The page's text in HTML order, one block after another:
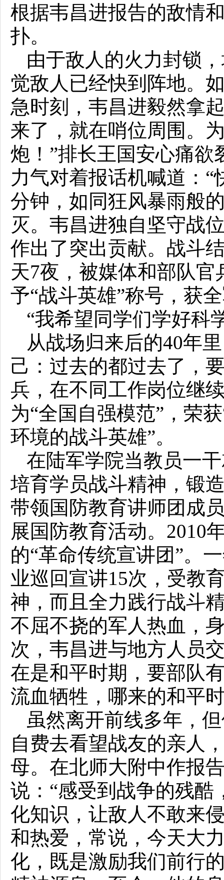
根据韦昌进报告的敌情
扑。
由于敌人的火力封锁
觉敌人已经快到阵地。
急时刻，韦昌进毅然拿
来了，就在哨位周围。
炮！”排长王国安心痛
力气对着报话机喊道：
分钟，如同狂风暴雨般
灭。韦昌进独自坚守战
作出了突出贡献。战斗
天7夜，被媒体和部队官
予“战斗英雄”称号，获
“我希望同学们学好科
从战场归来后的40年
己：过去的都过去了，
兵，在不同工作岗位继
为“全国自强模范”，荣
环境的战斗英雄”。
在陆军学院当教员一
培育学员战斗精神，锻
带领国防教育讲师团成
展国防教育活动。2010
的“革命传统宣讲团”。
业巡回宣讲15次，受教
神，而且全力践行战斗
不屈不挠的军人热血，
次，韦昌进与地方人员
在是和平时期，要部队
流血牺牲，哪来的和平
虽然离开前线多年，
自费去看望战友的亲人
母。在北师大附中作报
说：“感受到战争的残
化知识，让敌人不敢来
和热爱，常说，今天大
化，既是激励我们前行